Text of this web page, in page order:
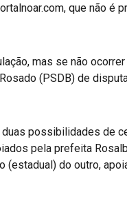
que não é
mas se não
(PSDB) de
possibilidades de
pela prefeita
(estadual) do outro,